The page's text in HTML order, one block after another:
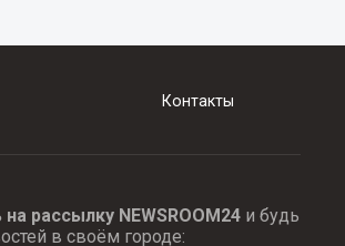
Контакты
рассылку NEWSROOM24и будь
в своём городе: